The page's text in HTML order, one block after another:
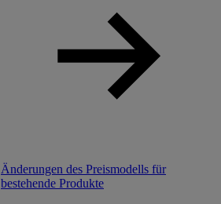
Änderungen des Preismodells für
bestehende Produkte